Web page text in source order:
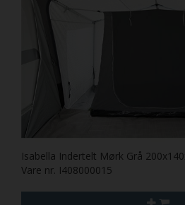
Isabella Indertelt Mørk Grå
Vare nr. I408000015